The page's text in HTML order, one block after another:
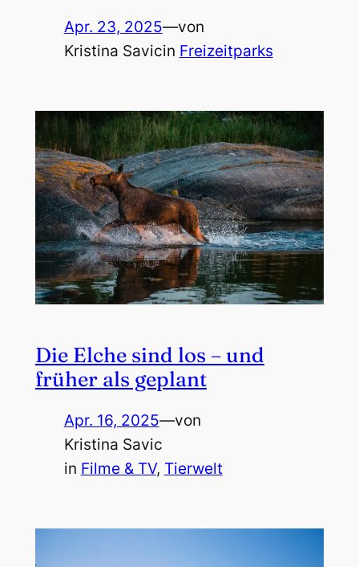
Apr. 23, 2025—von
Kristina Savicin Freizeitparks
Die Elche sind los – und
früher als geplant
Apr. 16, 2025—von
Kristina Savic
in Filme & TV, Tierwelt